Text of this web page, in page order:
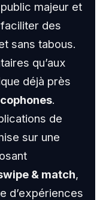
majeur et
des
sans tabous.
qu’aux
déjà près
.
de
sur une
& match,
d’expériences